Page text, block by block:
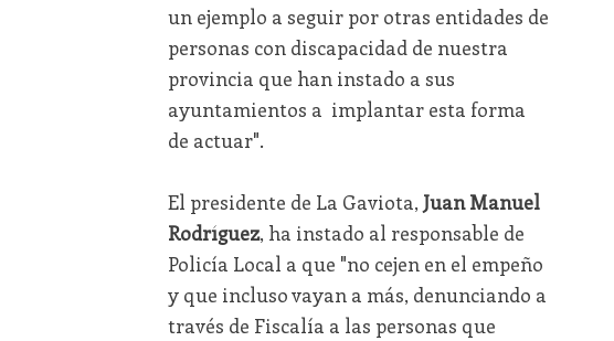
un ejemplo a seguir por otras entidades de
personas con discapacidad de nuestra
provincia que han instado a sus
ayuntamientos a implantar esta forma
de actuar".
El presidente de La Gaviota, Juan Manuel
Rodríguez, ha instado al responsable de
Policía Local a que "no cejen en el empeño
y que incluso vayan a más, denunciando a
través de Fiscalía a las personas que